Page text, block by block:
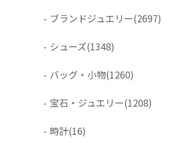
- ブランドジュエリー(2697)
- シューズ(1348)
- バッグ・小物(1260)
- 宝石・ジュエリー(1208)
- 時計(16)